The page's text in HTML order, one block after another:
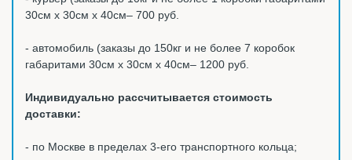
30см х 30см х 40см– 700 руб.
- автомобиль (заказы до 150кг и не более 7 коробок
габаритами 30см х 30см х 40см– 1200 руб.
Индивидуально рассчитывается стоимость
доставки:
- по Москве в пределах 3-его транспортного кольца;